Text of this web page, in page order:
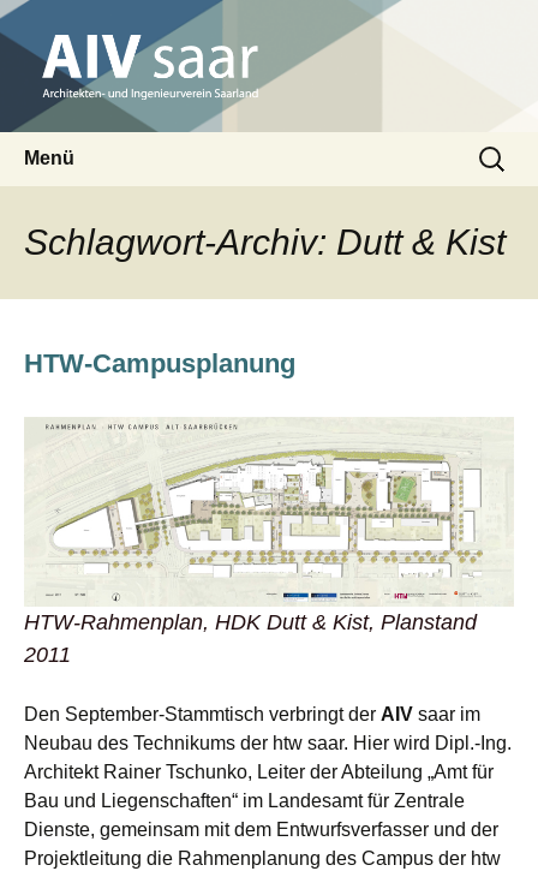
AIV saar
Architekten- und Ingenieurverein Saarland
Menü
Inhalt
springen
Suchen
nach:
Schlagwort-Archiv: Dutt & Kist
HTW-Campusplanung
HTW-Rahmenplan, HDK Dutt & Kist, Planstand
2011
Den September-Stammtisch verbringt der AIV saar im
Neubau des Technikums der htw saar. Hier wird Dipl.-Ing.
Architekt Rainer Tschunko, Leiter der Abteilung „Amt für
Bau und Liegenschaften“ im Landesamt für Zentrale
Dienste, gemeinsam mit dem Entwurfsverfasser und der
Projektleitung die Rahmenplanung des Campus der htw